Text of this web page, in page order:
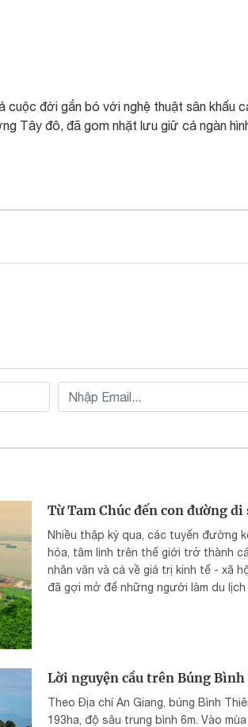
cuộc đời gắn bó với nghệ thuật sân khấu
Tây đô, đã gom nhặt lưu giữ cả ngàn
Từ Tam Chúc đến con đường di
Nhiều thập kỷ qua, các tuyến đường
hóa, tâm linh trên thế giới trở thành
nhân văn và cả về giá trị kinh tế - xã
đã gợi mở để những người làm du
Lời nguyện cầu trên Búng
Theo Địa chí An Giang, búng Bình
193ha, độ sâu trung bình 6m. Vào